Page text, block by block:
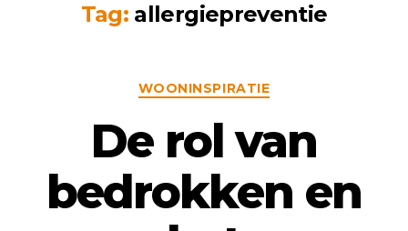
Tag: allergiepreventie
Categorieën
WOONINSPIRATIE
De rol van
bedrokken en